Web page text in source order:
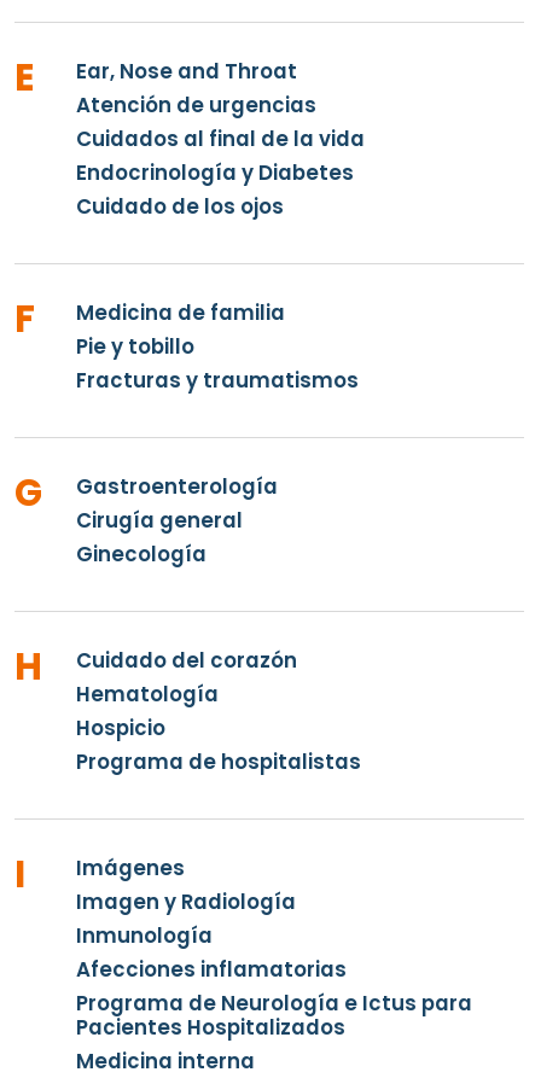
E
Ear, Nose and Throat
Atención de urgencias
Cuidados al final de la vida
Endocrinología y Diabetes
Cuidado de los ojos
F
Medicina de familia
Pie y tobillo
Fracturas y traumatismos
G
Gastroenterología
Cirugía general
Ginecología
H
Cuidado del corazón
Hematología
Hospicio
Programa de hospitalistas
I
Imágenes
Imagen y Radiología
Inmunología
Afecciones inflamatorias
Programa de Neurología e Ictus para
Pacientes Hospitalizados
Medicina interna